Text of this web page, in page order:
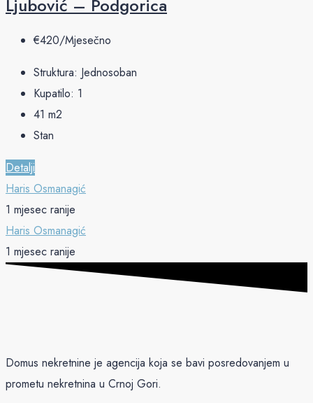
Ljubović – Podgorica
€‎420/Mjesečno
Struktura: Jednosoban
Kupatilo: 1
41 m2
Stan
Detalji
Haris Osmanagić
1 mjesec ranije
Haris Osmanagić
1 mjesec ranije
Domus nekretnine je agencija koja se bavi posredovanjem u
prometu nekretnina u Crnoj Gori.